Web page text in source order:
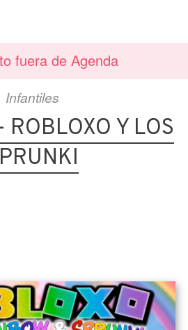
fuera de Agenda
Infantiles
ROBLOXO Y LOS